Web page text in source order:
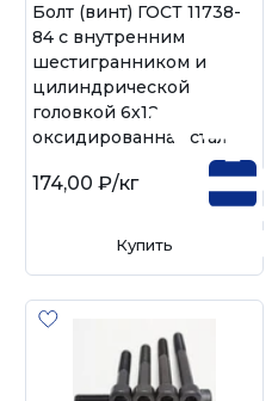
Болт (винт) ГОСТ 11738-
84 с внутренним
шестигранником и
цилиндрической
головкой 6х12,
оксидированная сталь
174,00 ₽/кг
Купить